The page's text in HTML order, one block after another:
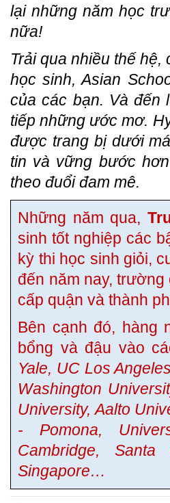
lại những năm học
nữa!
Trải qua nhiều thế
học sinh, Asian
của các bạn. Và đến
tiếp những ước mơ.
được trang bị dưới
tin và vững bước
theo đuổi đam mê.
Những năm qua,
sinh tốt nghiệp các
kỳ thi học sinh giỏi,
đến năm nay,
cấp quận và thành
Bên cạnh đó, hàng
bổng và đậu vào
Yale, UC Los
Washington
University, Aalto
- Pomona,
Cambridge,
Singapore…